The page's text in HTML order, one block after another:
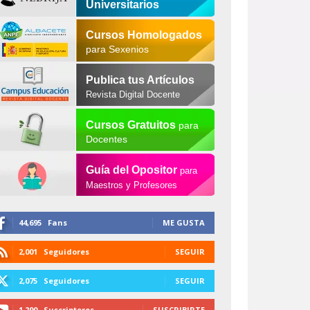
Universitarios
Cursos Homologados
para Sexenios
Publica tus Artículos
Revista Digital Docente
Cursos Gratuitospara
Docentes
Guía del Opositor para
Maestros y Profesores
44,695 Fans ME GUSTA
2,001 Seguidores SEGUIR
2,075 Seguidores SEGUIR